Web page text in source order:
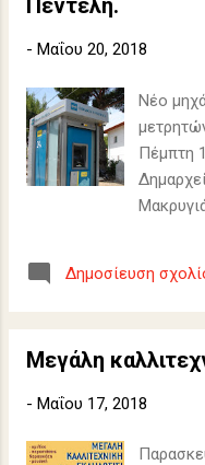
Πεντέλη.
- Μαΐου 20, 2018
Νέο
Πέμπτη
Δημοσίευση
Μεγάλη
- Μαΐου 17, 2018